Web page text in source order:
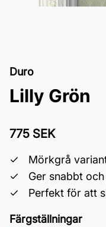
Duro
Lilly Grön
775 SEK
Mörkgrå
Ger snabbt
Perfekt för att
Färgställningar